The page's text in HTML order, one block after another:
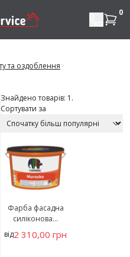
0
та оздоблення>
Знайдено товарів: 1.
Сортувати за
Фарба фасадна
силіконова...
від2 310,00 грн